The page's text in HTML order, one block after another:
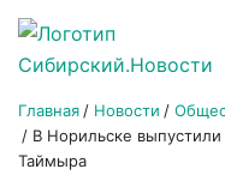
Главная Новости
В Норильске
Таймыра